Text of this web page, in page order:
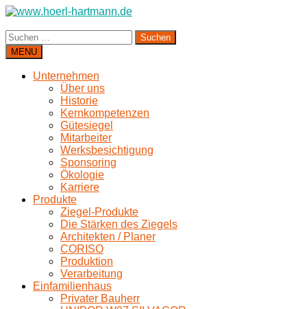
Suchen
nach:
MENU
Unternehmen
Über uns
Historie
Kernkompetenzen
Gütesiegel
Mitarbeiter
Werksbesichtigung
Sponsoring
Ökologie
Karriere
Produkte
Ziegel-Produkte
Die Stärken des Ziegels
Architekten / Planer
CORISO
Produktion
Verarbeitung
Einfamilienhaus
Privater Bauherr